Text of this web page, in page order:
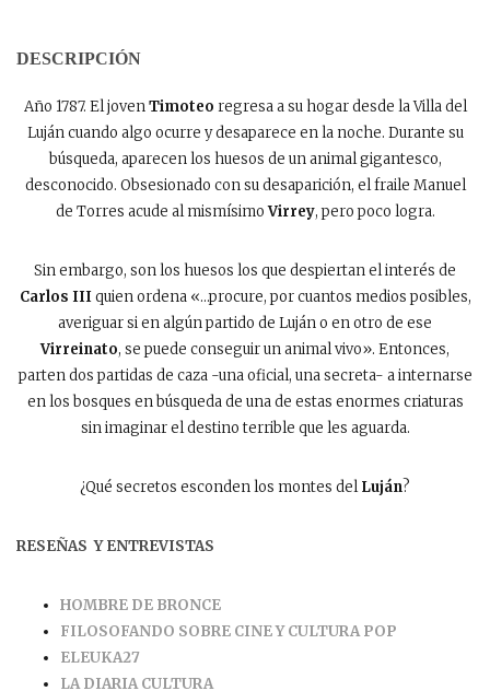
DESCRIPCIÓN
Año 1787. El jovenTimoteo regresa a su hogar desde la Villa del
Luján cuando algo ocurre y desaparece en la noche. Durante su
búsqueda, aparecen los huesos de un animal gigantesco,
desconocido. Obsesionado con su desaparición, el fraile Manuel
de Torres acude al mismísimoVirrey, pero poco logra.
Sin embargo, son los huesos los que despiertan el interés de
Carlos IIIquien ordena «…procure, por cuantos medios posibles,
averiguar si en algún partido de Luján o en otro de ese
Virreinato, se puede conseguir un animal vivo». Entonces,
parten dos partidas de caza -una oficial, una secreta- a internarse
en los bosques en búsqueda de una de estas enormes criaturas
sin imaginar el destino terrible que les aguarda.
¿Qué secretos esconden los montes delLuján?
RESEÑAS Y ENTREVISTAS
HOMBRE DE BRONCE
FILOSOFANDO SOBRE CINE Y CULTURA POP
ELEUKA27
LA DIARIA CULTURA